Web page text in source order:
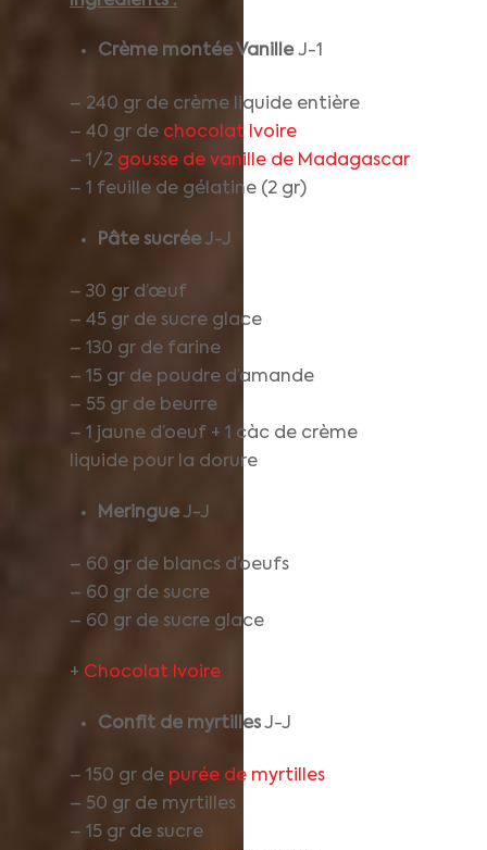
Crème montée VanilleJ-1
– 240 gr de crème liquide entière
– 40 gr de chocolat Ivoire
– 1/2 gousse de vanille de Madagascar
– 1 feuille de gélatine (2 gr)
Pâte sucréeJ-J
– 30 gr d’œuf
– 45 gr de sucre glace
– 130 gr de farine
– 15 gr de poudre d’amande
– 55 gr de beurre
– 1 jaune d’oeuf + 1 càc de crème
liquide pour la dorure
MeringueJ-J
– 60 gr de blancs d’oeufs
– 60 gr de sucre
– 60 gr de sucre glace
+ Chocolat Ivoire
Confit de myrtillesJ-J
– 150 gr de purée de myrtilles
– 50 gr de myrtilles
– 15 gr de sucre